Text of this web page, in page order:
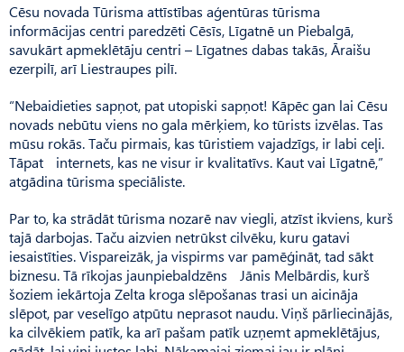
Cēsu novada Tūrisma attīstības aģentūras tūrisma
informācijas centri paredzēti Cēsīs, Līgatnē un Piebalgā,
savukārt apmeklētāju centri – Līgatnes dabas takās, Āraišu
ezerpilī, arī Liestraupes pilī.
“Nebaidieties sapņot, pat utopiski sapņot! Kāpēc gan lai Cēsu
novads nebūtu viens no gala mērķiem, ko tūrists izvēlas. Tas
mūsu rokās. Taču pirmais, kas tūristiem vajadzīgs, ir labi ceļi.
Tāpat internets, kas ne visur ir kvalitatīvs. Kaut vai Līgatnē,”
atgādina tūrisma speciāliste.
Par to, ka strādāt tūrisma nozarē nav viegli, atzīst ikviens, kurš
tajā darbojas. Taču aizvien netrūkst cilvēku, kuru gatavi
iesaistīties. Vispareizāk, ja vispirms var pamēģināt, tad sākt
biznesu. Tā rīkojas jaunpiebaldzēns Jānis Melbārdis, kurš
šoziem iekārtoja Zelta kroga slēpošanas trasi un aicināja
slēpot, par veselīgo atpūtu neprasot naudu. Viņš pārliecinājās,
ka cilvēkiem patīk, ka arī pašam patīk uzņemt apmeklētājus,